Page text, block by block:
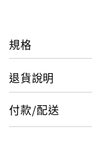
規格
退貨說明
付款/配送